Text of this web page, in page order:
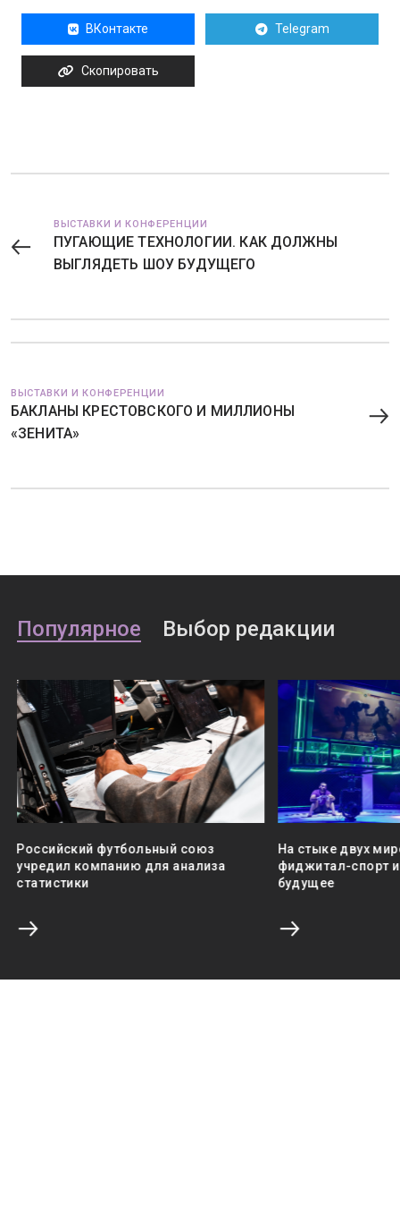
ВКонтакте Telegram
Скопировать
ВЫСТАВКИ И КОНФЕРЕНЦИИ
ПУГАЮЩИЕ ТЕХНОЛОГИИ. КАК ДОЛЖНЫ
ВЫГЛЯДЕТЬ ШОУ БУДУЩЕГО
ВЫСТАВКИ И КОНФЕРЕНЦИИ
БАКЛАНЫ КРЕСТОВСКОГО И МИЛЛИОНЫ
«ЗЕНИТА»
Популярное Выбор редакции
Российский футбольный союз
учредил компанию для анализа
статистики
На стыке двух
фиджитал-спорт
будущее